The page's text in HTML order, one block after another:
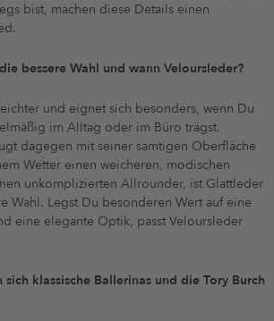
bist, machen diese Details einen
bessere Wahl und wann Veloursleder?
und eignet sich besonders, wenn Du
im Alltag oder im Büro trägst.
dagegen mit seiner samtigen Oberfläche
Wetter einen weicheren, modischen
unkomplizierten Allrounder, ist Glattleder
Wahl. Legst Du besonderen Wert auf eine
eine elegante Optik, passt Veloursleder
klassische Ballerinas und die Tory Burch